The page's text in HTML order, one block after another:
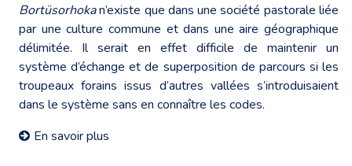
Bortüsorhokan’existe que dans une société pastorale liée
par une culture commune et dans une aire géographique
délimitée. Il serait en effet difficile de maintenir un
système d’échange et de superposition de parcours si les
troupeaux forains issus d’autres vallées s’introduisaient
dans le système sans en connaître les codes.
En savoir plus